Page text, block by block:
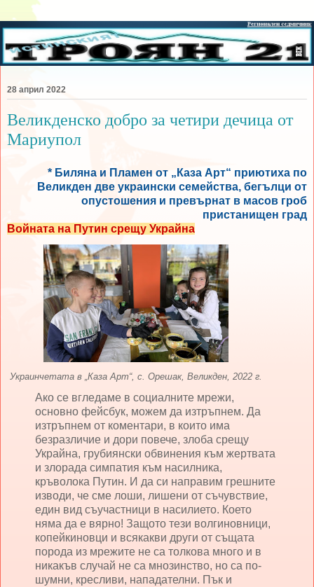
28 април 2022
Великденско добро за четири дечица от
Мариупол
* Биляна и Пламен от „Каза Арт“ приютиха по
Великден две украински семейства, бегълци от
опустошения и превърнат в масов гроб
пристанищен град
Войната на Путин срещу Украйна
Украинчетата в „Каза Арт“, с. Орешак, Великден, 2022 г.
Ако се вгледаме в социалните мрежи,
основно фейсбук, можем да изтръпнем. Да
изтръпнем от коментари, в които има
безразличие и дори повече, злоба срещу
Украйна, грубиянски обвинения към жертвата
и злорада симпатия към насилника,
кръволока Путин. И да си направим грешните
изводи, че сме лоши, лишени от съчувствие,
един вид съучастници в насилието. Което
няма да е вярно! Защото тези волгиновници,
копейкиновци и всякакви други от същата
порода из мрежите не са толкова много и в
никакъв случай не са мнозинство, но са по-
шумни, кресливи, нападателни. Пък и